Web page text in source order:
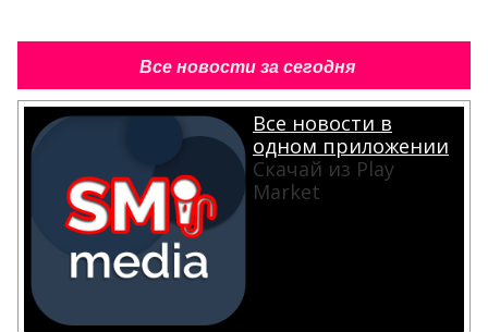
Все новости за сегодня
Все новости в
одном приложении
Скачай из Play
Market